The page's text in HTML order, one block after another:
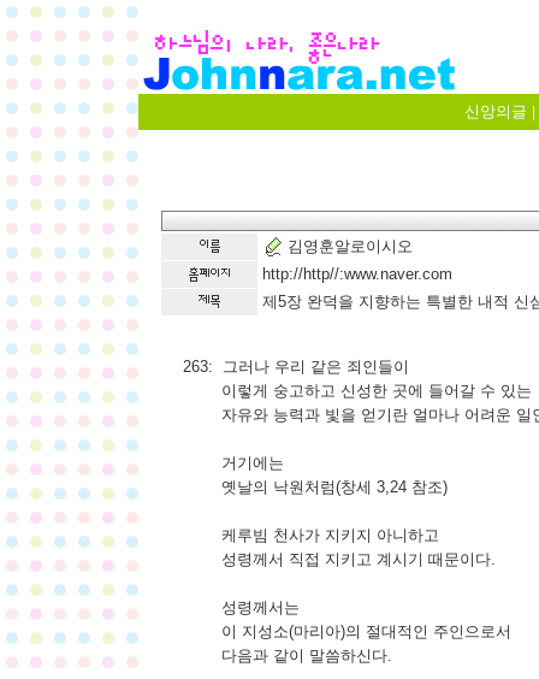
신앙의글
김영훈알로이시오
http://http//:www.naver.com
제5장 완덕을 지향하는 특별한 내적 신
263: 그러나 우리 같은 죄인들이
이렇게 숭고하고 신성한 곳에 들어갈 수 있는
자유와 능력과 빛을 얻기란 얼마나 어려운 일
거기에는
옛날의 낙원처럼(창세 3,24 참조)
케루빔 천사가 지키지 아니하고
성령께서 직접 지키고 계시기 때문이다.
성령께서는
이 지성소(마리아)의 절대적인 주인으로서
다음과 같이 말씀하신다.